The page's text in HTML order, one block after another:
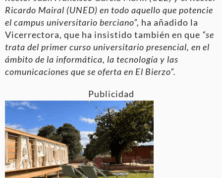
Ricardo Mairal (UNED) en todo aquello que potencie
el campus universitario berciano”, ha añadido la
Vicerrectora, que ha insistido también en que “se
trata del primer curso universitario presencial, en el
ámbito de la informática, la tecnología y las
comunicaciones que se oferta en El Bierzo”.
Publicidad